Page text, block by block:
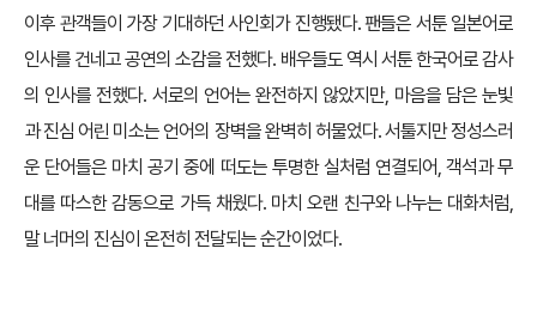
이후 관객들이 가장 기대하던 사인회가 진행됐다. 팬들은 서툰 일본어로
인사를 건네고 공연의 소감을 전했다. 배우들도 역시 서툰 한국어로 감사
의 인사를 전했다. 서로의 언어는 완전하지 않았지만, 마음을 담은 눈빛
과 진심 어린 미소는 언어의 장벽을 완벽히 허물었다. 서툴지만 정성스러
운 단어들은 마치 공기 중에 떠도는 투명한 실처럼 연결되어, 객석과 무
대를 따스한 감동으로 가득 채웠다. 마치 오랜 친구와 나누는 대화처럼,
말 너머의 진심이 온전히 전달되는 순간이었다.